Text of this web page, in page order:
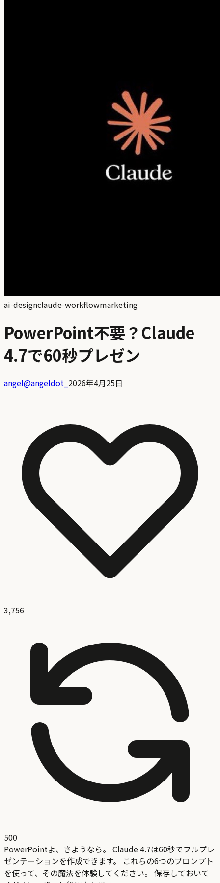
ai-designclaude-workflowmarketing
PowerPoint不要？Claude
4.7で60秒プレゼン
angel@angeldot_ 2026年4月25日
3,756
500
PowerPointよ、さようなら。 Claude 4.7は60秒でフルプレ
ゼンテーションを作成できます。 これらの6つのプロンプト
を使って、その魔法を体験してください。 保存しておいて